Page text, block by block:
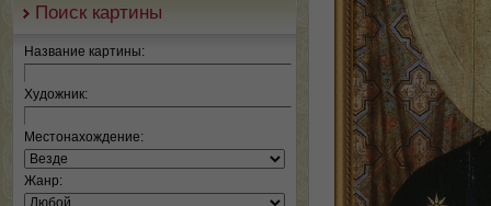
Поиск картины
Название картины:
Художник:
Местонахождение:
Жанр: